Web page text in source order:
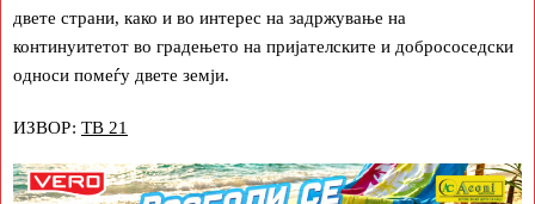
двете страни, како и во интерес на задржување на
континуитетот во градењето на пријателските и добрососедски
односи помеѓу двете земји.
ИЗВОР: ТВ 21